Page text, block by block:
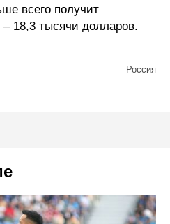
всего получит
– 18,3 тысячи долларов.
Россия